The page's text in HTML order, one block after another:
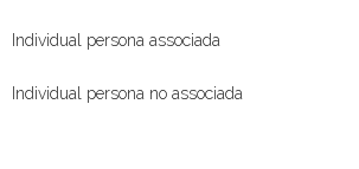
Individual persona
Individual persona no